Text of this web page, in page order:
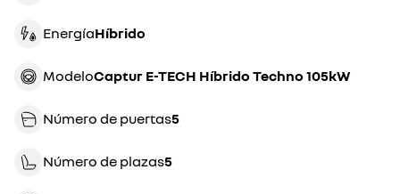
Energía híbrido
Modelo Captur E-TECH Híbrido Techno 105kW
Número de puertas5
Número de plazas5